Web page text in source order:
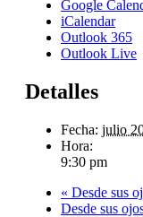
Google
iCalendar
Outlook 365
Outlook Live
Detalles
Fecha: julio
Hora:
9:30 pm
« Desde sus
Desde sus